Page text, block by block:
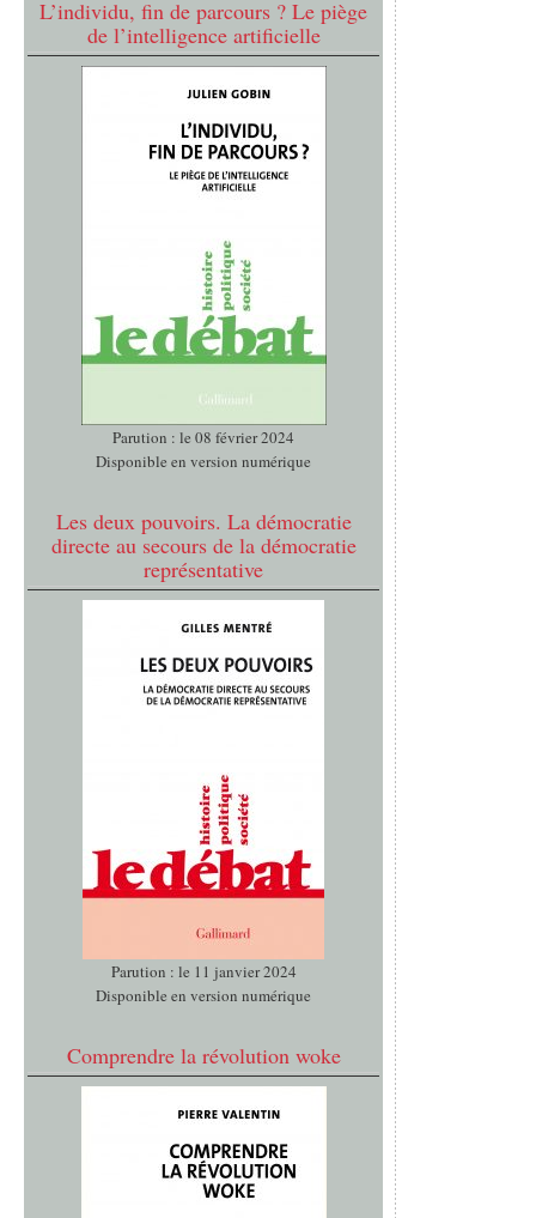
L’individu, fin de parcours ? Le piège
de l’intelligence artificielle
Parution : le 08 février 2024
Disponible en version numérique
Les deux pouvoirs. La démocratie
directe au secours de la démocratie
représentative
Parution : le 11 janvier 2024
Disponible en version numérique
Comprendre la révolution woke